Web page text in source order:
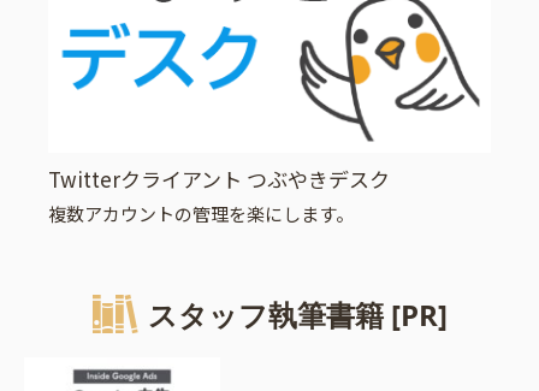
Twitterクライアント つぶやきデスク
複数アカウントの管理を楽にします。
スタッフ執筆書籍 [PR]